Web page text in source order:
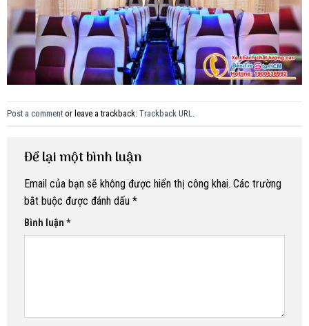
Post a comment or leave a trackback: Trackback URL
Để lại một bình luận
Email của bạn sẽ không được hiển thị công khai. Các trường
bắt buộc được đánh dấu *
Bình luận *